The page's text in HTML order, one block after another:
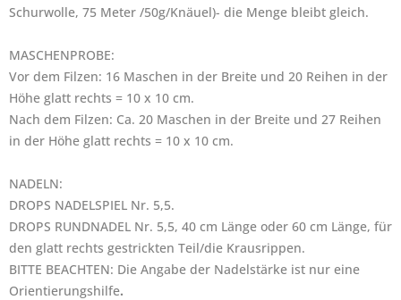
Schurwolle, 75 Meter /50g/Knäuel)- die Menge bleibt gleich.
MASCHENPROBE:
Vor dem Filzen: 16 Maschen in der Breite und 20 Reihen in der
Höhe glatt rechts = 10 x 10 cm.
Nach dem Filzen: Ca. 20 Maschen in der Breite und 27 Reihen
in der Höhe glatt rechts = 10 x 10 cm.
NADELN:
DROPS NADELSPIEL Nr. 5,5.
DROPS RUNDNADEL Nr. 5,5, 40 cm Länge oder 60 cm Länge, für
den glatt rechts gestrickten Teil/die Krausrippen.
BITTE BEACHTEN: Die Angabe der Nadelstärke ist nur eine
Orientierungshilfe.